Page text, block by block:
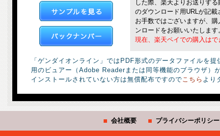
した際、楽天よりお送りす
のダウンロード用URLが記載
お手数ではございますが、
ンロードをお願いいたします
現在、楽天ペイでの購入はで
「ゲンダイオンライン」ではPDF形式のデータファイルを
用のビュアー（Adobe Readerまたは同等機能のブラウザ）
インストールされていない方は無償配布ですのでこちら より
会社概要 プライバシーポリシー